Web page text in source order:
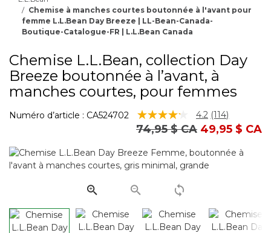
Chemise à manches courtes boutonnée à l'avant pour
femme L.L.Bean Day Breeze | LL-Bean-Canada-
Boutique-Catalogue-FR | L.L.Bean Canada
Chemise L.L.Bean, collection Day
Breeze boutonnée à l’avant, à
manches courtes, pour femmes
Numéro d’article : CA524702 5 sur 5 Évaluation des clients
4.2 Lire
les
114
Lien
(114)
Prix réduit de
74,95 $ CAà49,95 $ CA